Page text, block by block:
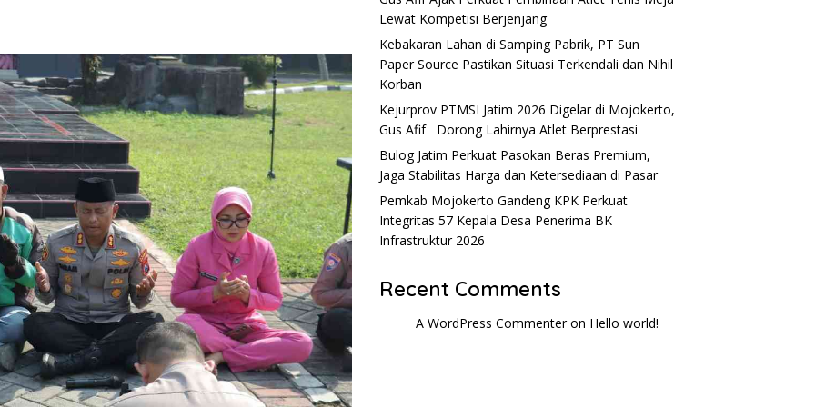
Lewat Kompetisi Berjenjang
Kebakaran Lahan di Samping Pabrik, PT Sun
Paper Source Pastikan Situasi Terkendali dan Nihil
Korban
Kejurprov PTMSI Jatim 2026 Digelar di Mojokerto,
Gus Afif Dorong Lahirnya Atlet Berprestasi
Bulog Jatim Perkuat Pasokan Beras Premium,
Jaga Stabilitas Harga dan Ketersediaan di Pasar
Pemkab Mojokerto Gandeng KPK Perkuat
Integritas 57 Kepala Desa Penerima BK
Infrastruktur 2026
Recent Comments
A WordPress Commenteron Hello world!